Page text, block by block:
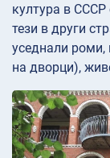
култура в СССР
тези в други
уседнали роми,
на дворци),